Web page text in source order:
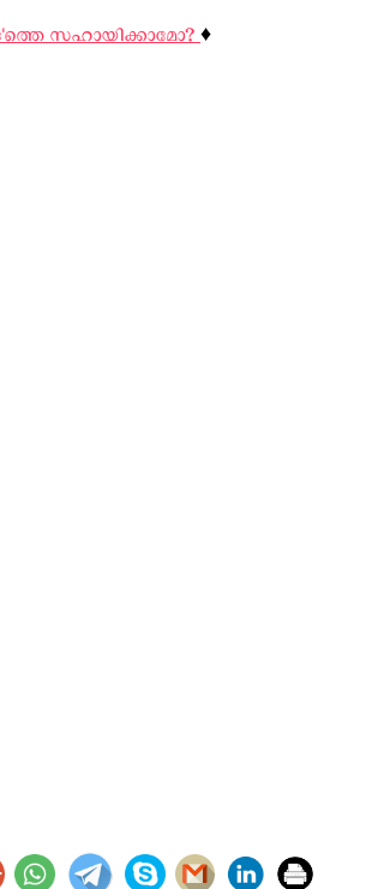
സഹായിക്കാമോ?♦️